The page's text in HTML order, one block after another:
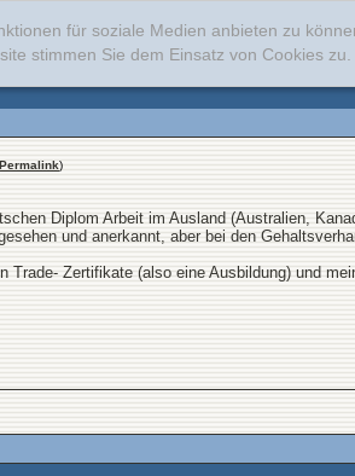
für soziale Medien anbieten zu
stimmen Sie dem Einsatz von Cookies zu.
Permalink)
Diplom Arbeit im Ausland (Australien,
und anerkannt, aber bei den
Trade- Zertifikate (also eine Ausbildung) und